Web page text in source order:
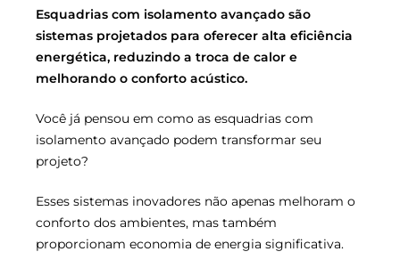
Esquadrias com isolamento avançado são
sistemas projetados para oferecer alta eficiência
energética, reduzindo a troca de calor e
melhorando o conforto acústico.
Você já pensou em como as esquadrias com
isolamento avançado podem transformar seu
projeto?
Esses sistemas inovadores não apenas melhoram o
conforto dos ambientes, mas também
proporcionam economia de energia significativa.